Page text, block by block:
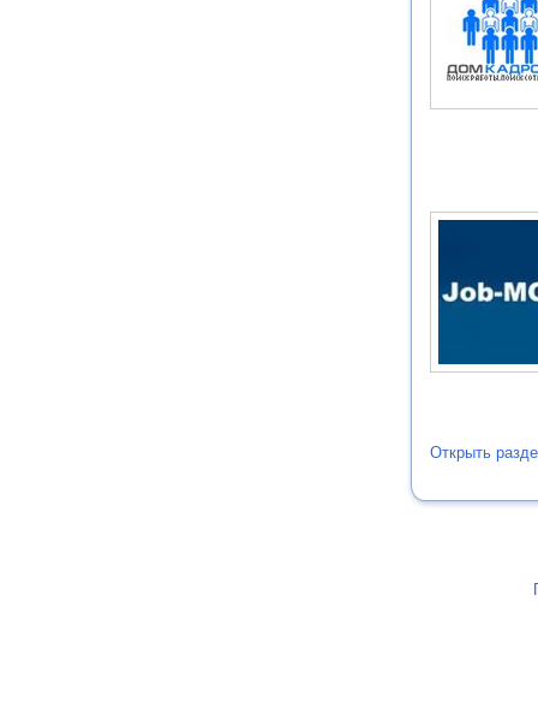
Открыть